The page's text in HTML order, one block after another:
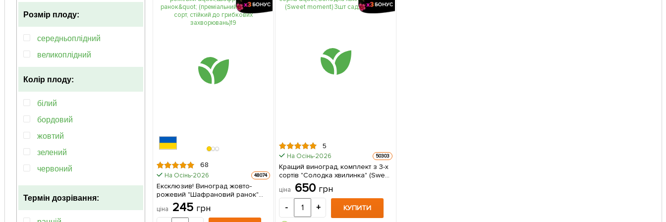
Розмір плоду:
середньоплідний
великоплідний
Колір плоду:
білий
бордовий
жовтий
зелений
червоний
мультиколор
рожевий
синій
Термін дозрівання:
68
На Осінь-2026 48074
Ексклюзив! Виноград жовто-
рожевий "Шафрановий ранок"
(преміальний столовий сорт,
стійкий до грибкових
захворювань) 1 саджанець в
ціна 245 грн
5
На Осінь-2026 50303
Кращий виноград, комплект з 3-х
сортів "Солодка хвилинка" (Sweet
moment) 3шт саджанців
ціна 650 грн
- + КУПИТИ